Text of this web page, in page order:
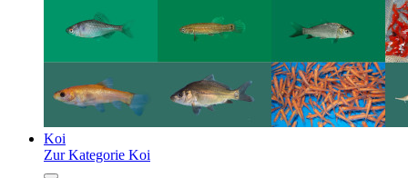
Koi
Zur Kategorie Koi